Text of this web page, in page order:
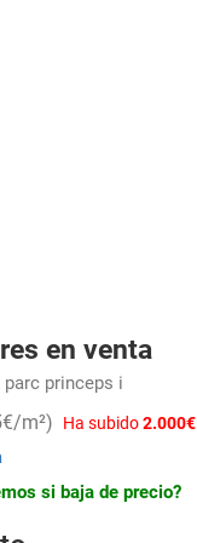
en venta
parc princeps i
m²) Ha subido2.000€
si baja de precio?